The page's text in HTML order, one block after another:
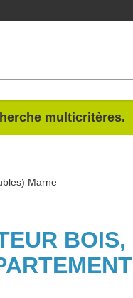
multicritères.
Marne
BOIS,